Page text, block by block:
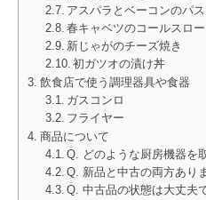
アスパラとベーコンのパス
春キャベツのコールスロー
新じゃがのチーズ焼き
初ガツオの漬け丼
飲食店で使う調理器具や食器
ガスコンロ
フライヤー
商品について
Q. どのような厨房機器を
Q. 新品と中古の両方あり
Q. 中古品の状態は大丈夫